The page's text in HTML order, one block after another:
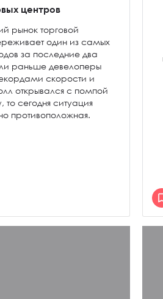
центров
рынок торговой
один из самых
за последние два
раньше девелоперы
скорости и
открывался с помпой
сегодня ситуация
противоположная.